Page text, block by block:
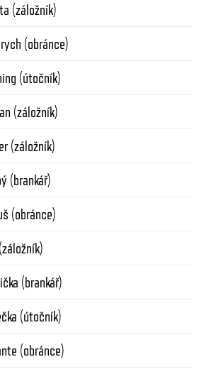
(záložník)
(obránce)
(útočník)
(záložník)
(záložník)
(brankář)
(obránce)
(záložník)
(brankář)
(útočník)
(obránce)